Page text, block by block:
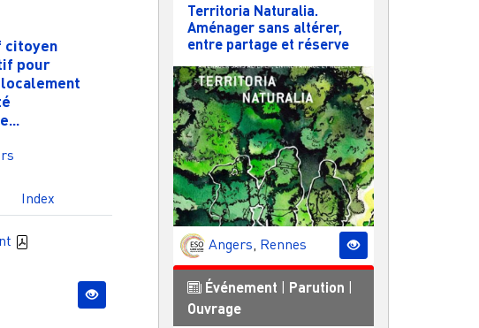
citoyen
pour
Index
Territoria Naturalia.
Aménager sans altérer,
entre partage et réserve
Angers, Rennes
Événement Parution
Ouvrage